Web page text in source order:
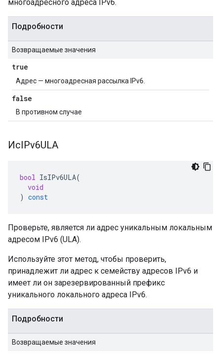
многоадресного адреса IPv6.
Подробности
Возвращаемые значения
true
Адрес — многоадресная рассылка IPv6.
false
В противном случае
ИсIPv6ULA
bool IsIPv6ULA(
void
) const
Проверьте, является ли адрес уникальным локальным
адресом IPv6 (ULA).
Используйте этот метод, чтобы проверить,
принадлежит ли адрес к семейству адресов IPv6 и
имеет ли он зарезервированный префикс
уникального локального адреса IPv6.
Подробности
Возвращаемые значения